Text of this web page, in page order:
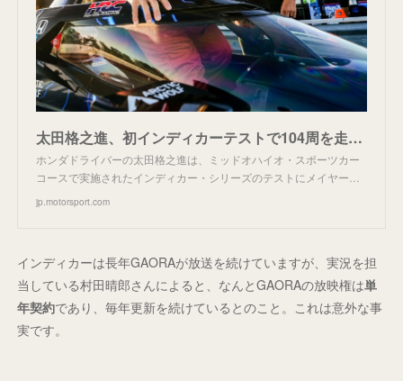
太田格之進、初インディカーテストで104周を走破「将来的な参戦実現を願っている」と今後に期待覗かせる
ホンダドライバーの太田格之進は、ミッドオハイオ・スポーツカー
コースで実施されたインディカー・シリーズのテストにメイヤー…
jp.motorsport.com
インディカーは長年GAORAが放送を続けていますが、実況を担
当している村田晴郎さんによると、なんとGAORAの放映権は単
年契約であり、毎年更新を続けているとのこと。これは意外な事
実です。